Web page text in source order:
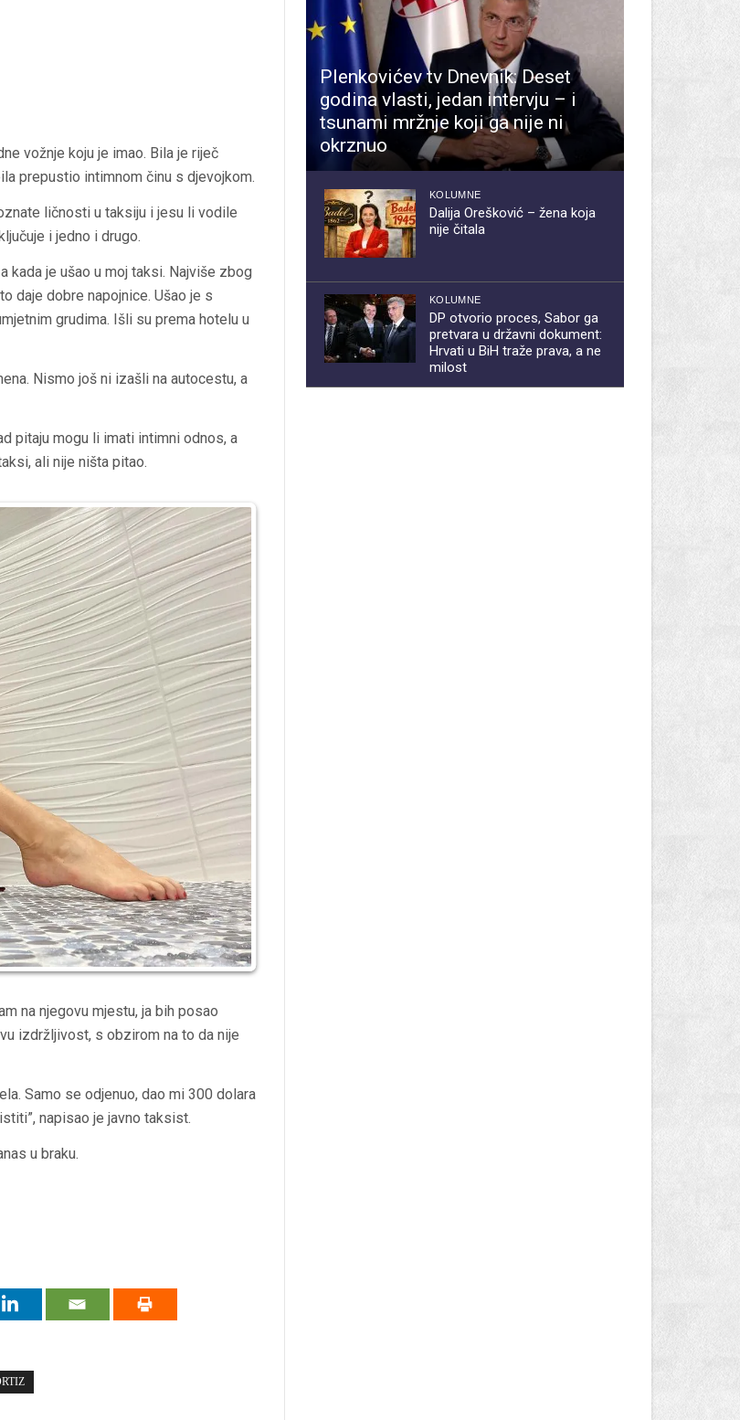
vožnje koju je imao. Bila je riječ
prepustio intimnom činu s djevojkom.
ličnosti u taksiju i jesu li vodile
i jedno i drugo.
kada je ušao u moj taksi. Najviše zbog
daje dobre napojnice. Ušao je s
grudima. Išli su prema hotelu u
Nismo još ni izašli na autocestu, a
pitaju mogu li imati intimni odnos, a
ali nije ništa pitao.
na njegovu mjestu, ja bih posao
izdržljivost, s obzirom na to da nije
Samo se odjenuo, dao mi 300 dolara
napisao je javno taksist.
u braku.
Plenkovićev tv Dnevnik: Deset
godina vlasti, jedan intervju – i
tsunami mržnje koji ga nije ni
okrznuo
KOLUMNE
Dalija Orešković – žena koja
nije čitala
KOLUMNE
DP otvorio proces, Sabor ga
pretvara u državni dokument:
Hrvati u BiH traže prava, a ne
milost